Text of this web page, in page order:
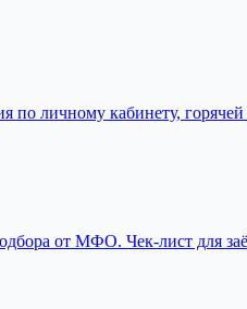
по личному кабинету,
от МФО. Чек-лист для